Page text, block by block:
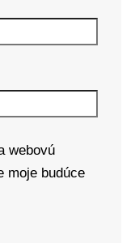
webovú
moje budúce